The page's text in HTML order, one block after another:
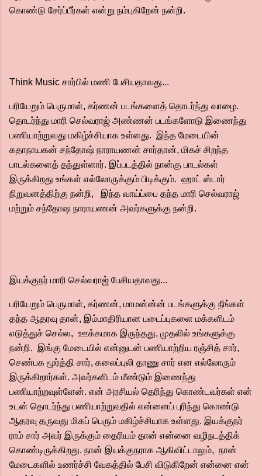
கொண்டு சேர்ப்பீர்கள் என்று நம்புகிறேன் நன்றி.
Think Music சார்பில் மணி பேசியதாவது...
பரியேறும் பெருமாள், கர்ணன் படங்களைத் தொடர்ந்து வாழை.
தொடர்ந்து மாரி செல்வராஜ் அண்ணன் படங்களோடு இணைந்து
பணியாற்றுவது மகிழ்ச்சியாக உள்ளது. இந்த மேடையின்
கதாநாயகன் சந்தோஷ் நாராயணன் சார்தான், மிகச் சிறந்த
பாடல்களைத் தந்துள்ளார். இப்படத்தில் நான்கு பாடல்கள்
இருக்கிறது உங்கள் எல்லோருக்கும் பிடிக்கும். ஹாட் ஸ்டார்
நிறுவனத்திற்கு நன்றி, இந்த வாய்ப்பை தந்த மாரி செல்வராஜ்
மற்றும் சந்தோஷ நாராயணன் அவர்களுக்கு நன்றி.
இயக்குநர் மாரி செல்வராஜ் பேசியதாவது...
பரியேறும் பெருமாள், கர்ணன், மாமன்ன்ன் படங்களுக்கு நீங்கள்
தந்த ஆதரவு தான், இம்மாதிரியான படைப்புகளை மக்களிடம்
எடுத்துச் செல்ல, ஊக்கமாக இருந்தது, முதலில் உங்களுக்கு
நன்றி. இங்கு மேடையில் என்னுடன் பணியாற்றிய ரஞ்சித் சார்,
செண்பக மூர்த்தி சார், கலைப்புலி தாணு சார் என எல்லோரும்
இருக்கிறார்கள். அவர்களிடம் மீண்டும் இணைந்து
பணியாற்றவுள்ளேன். என் அரசியல் தெரிந்து கொண்டவர்கள் என்
உடன் தொடர்ந்து பணியாற்றுவதில் என்னைப் புரிந்து கொண்டு
ஆதரவு தருவது மிகப் பெரும் மகிழ்ச்சியாக உள்ளது. இயக்குநர்
ராம் சார் அவர் இருக்கும் தைரியம் தான் என்னை வழிநடத்திக்
கொண்டிருக்கிறது. நான் இயக்குநராக ஆகிவிட்டாலும், நான்
மேடைகளில் உணர்ச்சி வேகத்தில் பேசி விடுகிறேன் என்னை என்